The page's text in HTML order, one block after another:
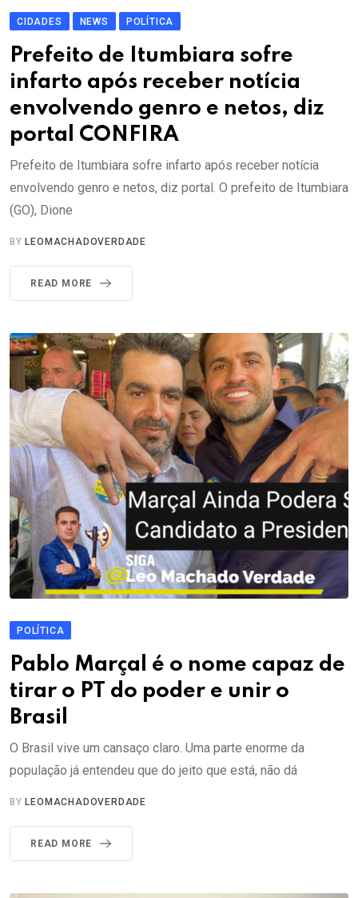
CIDADES NEWS POLÍTICA
Prefeito de Itumbiara sofre
infarto após receber notícia
envolvendo genro e netos, diz
portal CONFIRA
Prefeito de Itumbiara sofre infarto após receber notícia
envolvendo genro e netos, diz portal. O prefeito de Itumbiara
(GO), Dione
BY LEOMACHADOVERDADE
READ MORE
POLÍTICA
Pablo Marçal é o nome capaz de
tirar o PT do poder e unir o
Brasil
O Brasil vive um cansaço claro. Uma parte enorme da
população já entendeu que do jeito que está, não dá
BY LEOMACHADOVERDADE
READ MORE